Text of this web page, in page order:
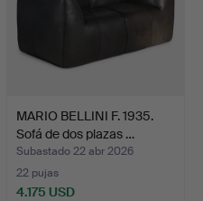
MARIO BELLINI F. 1935.
Sofá de dos plazas …
Subastado 22 abr 2026
22 pujas
4.175 USD